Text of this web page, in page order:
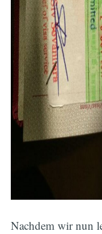
Nachdem wir nun